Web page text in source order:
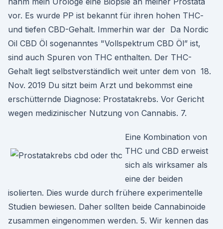
vor. Es wurde PP ist bekannt für ihren hohen THC-
und tiefen CBD-Gehalt. Immerhin war der Da Nordic
Oil CBD Öl sogenanntes "Vollspektrum CBD Öl” ist,
sind auch Spuren von THC enthalten. Der THC-
Gehalt liegt selbstverständlich weit unter dem von 18.
Nov. 2019 Du sitzt beim Arzt und bekommst eine
erschütternde Diagnose: Prostatakrebs. Vor Gericht
wegen medizinischer Nutzung von Cannabis. 7.
Eine Kombination von
THC und CBD erweist
sich als wirksamer als
eine der beiden
isolierten. Dies wurde durch frühere experimentelle
Studien bewiesen. Daher sollten beide Cannabinoide
zusammen eingenommen werden. 5. Wir kennen das